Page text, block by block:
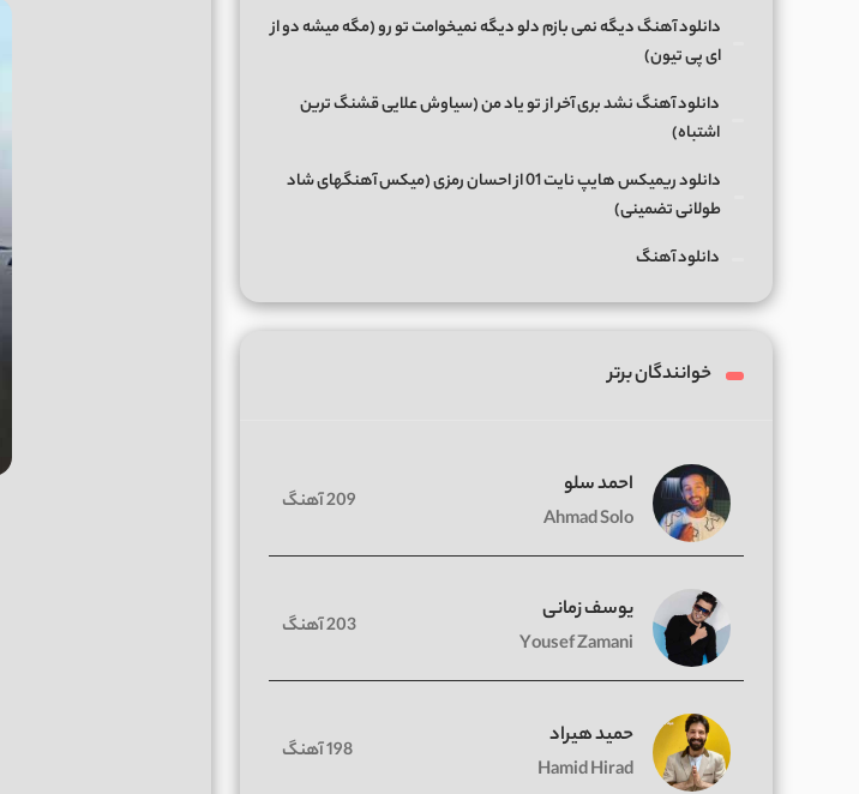
دانلود آهنگ دیگه نمی بازم دلو دیگه نمیخوامت تو رو (مگه میشه دو از
ای پی تیون)
دانلود آهنگ نشد بری آخر از تو یاد من (سیاوش علایی قشنگ ترین
اشتباه)
دانلود ریمیکس هایپ نایت 01 از احسان رمزی (میکس آهنگهای شاد
طولانی تضمینی)
دانلود آهنگ
خوانندگان برتر
احمد سلو
Ahmad Solo
209 آهنگ
یوسف زمانی
Yousef Zamani
203 آهنگ
حمید هیراد
Hamid Hirad
198 آهنگ